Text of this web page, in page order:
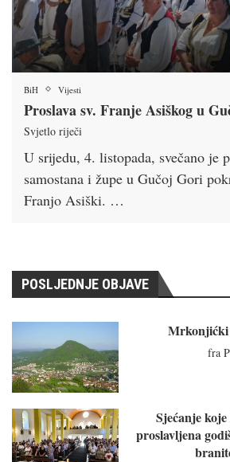
BiH Vijesti
Proslava sv. Franje Asiškog u
Svjetlo riječi
U srijedu, 4. listopada, svečano je
samostana i župe u Gučoj Gori
Franjo Asiški. …
POSLJEDNJE OBJAVE
Mrkonjićki
fra
Sjećanje
proslavljena